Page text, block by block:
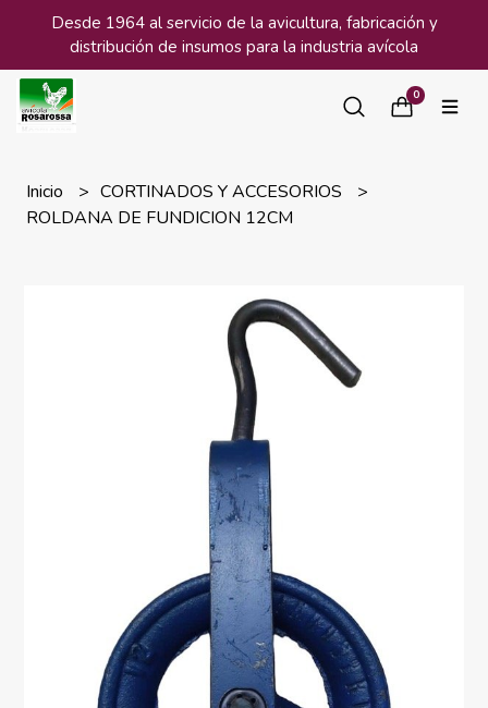
Desde 1964 al servicio de la avicultura, fabricación y
distribución de insumos para la industria avícola
0
Inicio
CORTINADOS Y ACCESORIOS
ROLDANA DE FUNDICION 12CM